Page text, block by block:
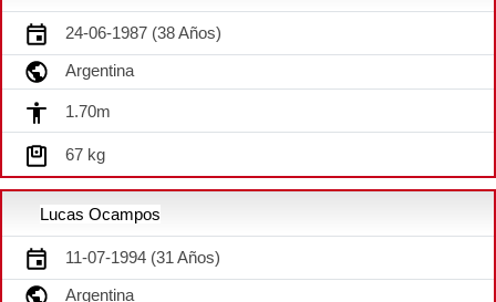
24-06-1987 (38 Años)
Argentina
1.70m
67 kg
Lucas Ocampos
11-07-1994 (31 Años)
Argentina